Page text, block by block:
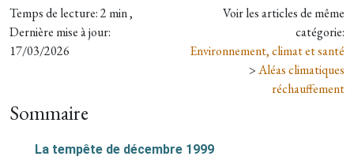
Temps de lecture: 2 min ,
Dernière mise à jour:
17/03/2026
Voir les articles de même
catégorie:
Environnement, climat et santé
>Aléas climatiques
réchauffement
Sommaire
La tempête de décembre 1999